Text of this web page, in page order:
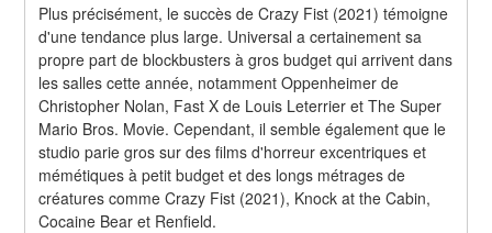
Plus précisément, le succès de Crazy Fist (2021) témoigne
d'une tendance plus large. Universal a certainement sa
propre part de blockbusters à gros budget qui arrivent dans
les salles cette année, notamment Oppenheimer de
Christopher Nolan, Fast X de Louis Leterrier et The Super
Mario Bros. Movie. Cependant, il semble également que le
studio parie gros sur des films d'horreur excentriques et
mémétiques à petit budget et des longs métrages de
créatures comme Crazy Fist (2021), Knock at the Cabin,
Cocaine Bear et Renfield.